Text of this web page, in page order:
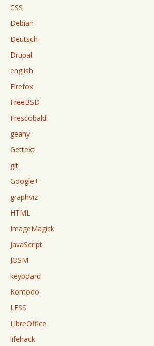
CSS
Debian
Deutsch
Drupal
english
Firefox
FreeBSD
Frescobaldi
geany
Gettext
git
Google+
graphviz
HTML
ImageMagick
JavaScript
JOSM
keyboard
Komodo
LESS
LibreOffice
lifehack